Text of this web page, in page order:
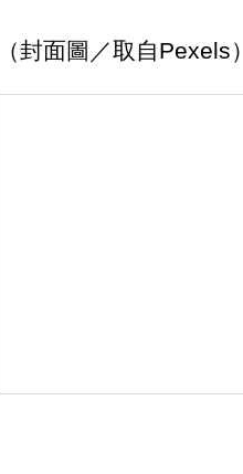
（封面圖／取自Pexels）